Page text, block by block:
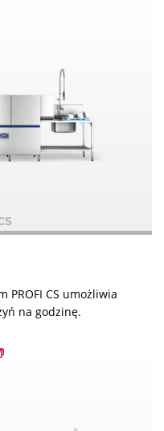
PROFI CS umożliwia
na godzinę.